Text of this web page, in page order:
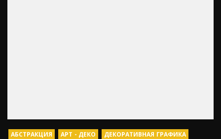
АБСТРАКЦИЯ АРТ - ДЕКО
ДЕКОРАТИВНАЯ ГРАФИКА